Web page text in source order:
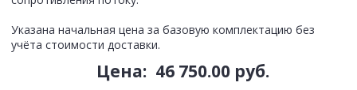
Указана начальная цена за базовую комплектацию без
учёта стоимости доставки.
Цена: 46 750.00 руб.